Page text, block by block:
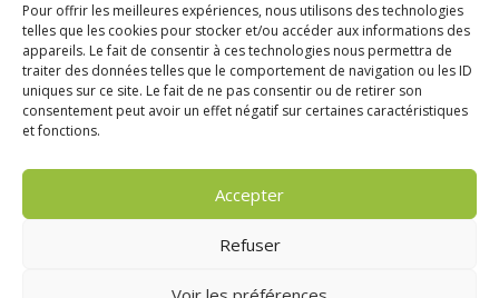
Pour offrir les meilleures expériences, nous utilisons des technologies
telles que les cookies pour stocker et/ou accéder aux informations des
appareils. Le fait de consentir à ces technologies nous permettra de
traiter des données telles que le comportement de navigation ou les ID
uniques sur ce site. Le fait de ne pas consentir ou de retirer son
consentement peut avoir un effet négatif sur certaines caractéristiques
et fonctions.
Accepter
Refuser
Communiquer avec du wifi de qualité
Optimiser votre informatique
Simplifier & améliorer votre téléphonie fixe, mobile
et votre accès internet
Info-gérer votre hébergement de site internet
Colibri solution de videotransmission in situ